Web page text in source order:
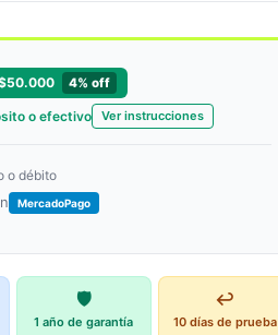
4% off
o efectivo Ver instrucciones
o débito
MercadoPago
🛡️
1 año de garantía
↩️
10 días de prueba